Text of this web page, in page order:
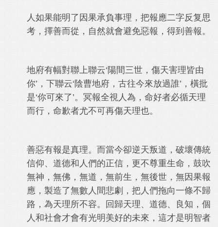
人如果能明了因果承負事理，把報應二字反复思
考，擇善而從，自然就會避免惡報，得到善報。
地府有幅對聯上聯云‘陽間三世，傷天害理皆由
你’，下聯云‘陰曹地府，古往今來放過誰’，橫批
是‘你可來了’。冥報全視人為，命好者必循天理
而行，命歉者尤不可再傷天理也。
善惡有報是真理。而當今卻逆天叛道，破壞傳統
信仰、道德和人們的正信，更不尊重生命，鼓吹
無神，無佛，無道，無前生，無後世，無因果報
應，製造了無數人間悲劇，把人們拖向一條不歸
路，為天理所不容。回歸天理、道德、良知，個
人和社會才會有光明美好的未來，這才是明智者